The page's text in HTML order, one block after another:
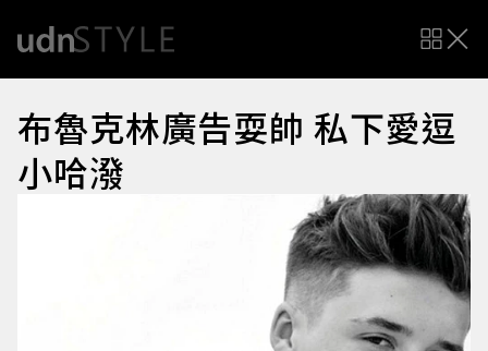
布魯克林廣告耍帥 私下愛逗
小哈潑